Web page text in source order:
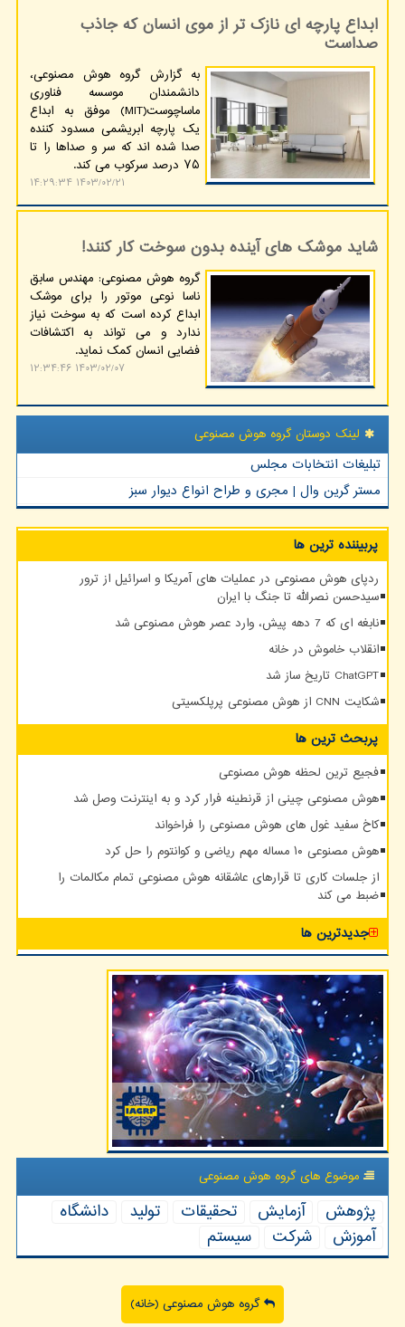
ابداع پارچه ای نازک تر از موی انسان که جاذب
صداست
به گزارش گروه هوش مصنوعی،
دانشمندان موسسه فناوری
ماساچوست(MIT) موفق به ابداع
یک پارچه ابریشمی مسدود کننده
صدا شده اند که سر و صداها را تا
۷۵ درصد سرکوب می کند.
۱۴۰۳/۰۲/۲۱ ۱۴:۲۹:۳۴
شاید موشک های آینده بدون سوخت کار کنند!
گروه هوش مصنوعی: مهندس سابق
ناسا نوعی موتور را برای موشک
ابداع کرده است که به سوخت نیاز
ندارد و می تواند به اکتشافات
فضایی انسان کمک نماید.
۱۴۰۳/۰۲/۰۷ ۱۲:۳۴:۴۶
لینک دوستان گروه هوش مصنوعی
تبلیغات انتخابات مجلس
مستر گرین وال | مجری و طراح انواع دیوار سبز
پربیننده ترین ها
ردپای هوش مصنوعی در عملیات های آمریکا و اسرائیل از ترور
سیدحسن نصرالله تا جنگ با ایران
نابغه ای که 7 دهه پیش، وارد عصر هوش مصنوعی شد
انقلاب خاموش در خانه
ChatGPT تاریخ ساز شد
شکایت CNN از هوش مصنوعی پرپلکسیتی
پربحث ترین ها
فجیع ترین لحظه هوش مصنوعی
هوش مصنوعی چینی از قرنطینه فرار کرد و به اینترنت وصل شد
کاخ سفید غول های هوش مصنوعی را فراخواند
هوش مصنوعی ۱۰ مساله مهم ریاضی و کوانتوم را حل کرد
از جلسات کاری تا قرارهای عاشقانه هوش مصنوعی تمام مکالمات را
ضبط می کند
جدیدترین ها
موضوع های گروه هوش مصنوعی
پژوهش آزمایش تحقیقات تولید
دانشگاه
آموزش
شركت سیستم
گروه هوش مصنوعی (خانه)